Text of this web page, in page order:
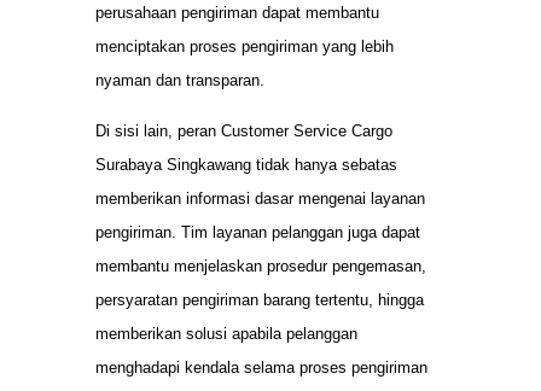
perusahaan pengiriman dapat membantu
menciptakan proses pengiriman yang lebih
nyaman dan transparan.
Di sisi lain, peran Customer Service Cargo
Surabaya Singkawang tidak hanya sebatas
memberikan informasi dasar mengenai layanan
pengiriman. Tim layanan pelanggan juga dapat
membantu menjelaskan prosedur pengemasan,
persyaratan pengiriman barang tertentu, hingga
memberikan solusi apabila pelanggan
menghadapi kendala selama proses pengiriman